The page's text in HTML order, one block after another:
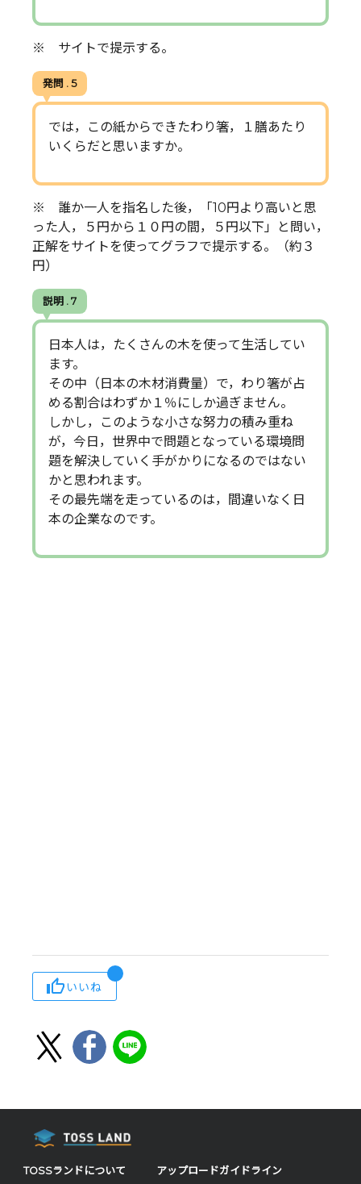
※ サイトで提示する。
発問 . 5
では，この紙からできたわり箸，１膳あたり
いくらだと思いますか。
※ 誰か一人を指名した後，「10円より高いと思
った人，５円から１０円の間，５円以下」と問い，
正解をサイトを使ってグラフで提示する。（約３
円）
説明 . 7
日本人は，たくさんの木を使って生活してい
ます。
その中（日本の木材消費量）で，わり箸が占
める割合はわずか１％にしか過ぎません。
しかし，このような小さな努力の積み重ね
が，今日，世界中で問題となっている環境問
題を解決していく手がかりになるのではない
かと思われます。
その最先端を走っているのは，間違いなく日
本の企業なのです。
いいね
TOSSランドについて アップロードガイドライン